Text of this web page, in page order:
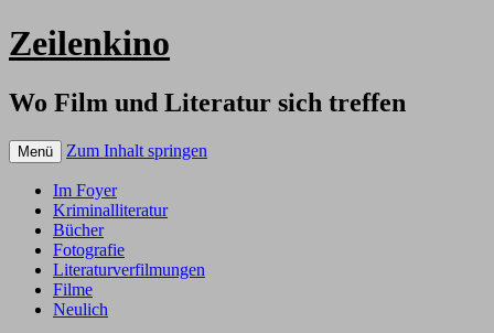
Zeilenkino
Wo Film und Literatur sich treffen
Menü Zum Inhalt springen
Im Foyer
Kriminalliteratur
Bücher
Fotografie
Literaturverfilmungen
Filme
Neulich